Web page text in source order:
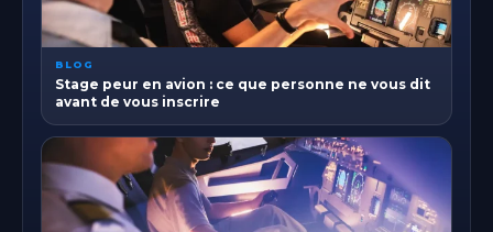
BLOG
Stage peur en avion : ce que personne ne vous dit
avant de vous inscrire